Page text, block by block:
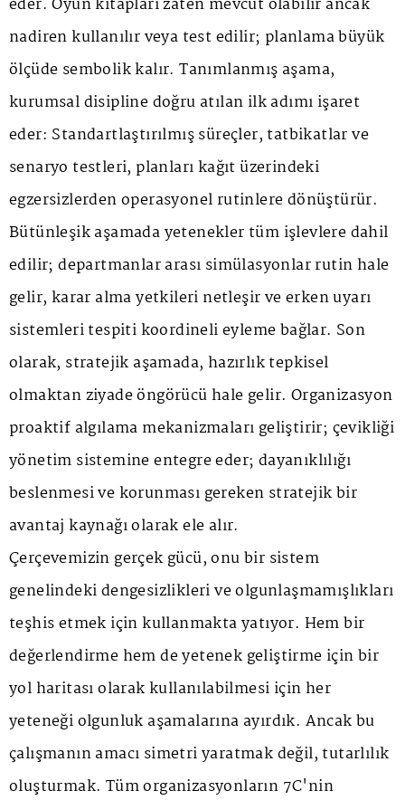
nadiren kullanılır veya test edilir; planlama büyük
ölçüde sembolik kalır. Tanımlanmış aşama,
kurumsal disipline doğru atılan ilk adımı işaret
eder: Standartlaştırılmış süreçler, tatbikatlar ve
senaryo testleri, planları kağıt üzerindeki
egzersizlerden operasyonel rutinlere dönüştürür.
Bütünleşik aşamada yetenekler tüm işlevlere dahil
edilir; departmanlar arası simülasyonlar rutin hale
gelir, karar alma yetkileri netleşir ve erken uyarı
sistemleri tespiti koordineli eyleme bağlar. Son
olarak, stratejik aşamada, hazırlık tepkisel
olmaktan ziyade öngörücü hale gelir. Organizasyon
proaktif algılama mekanizmaları geliştirir; çevikliği
yönetim sistemine entegre eder; dayanıklılığı
beslenmesi ve korunması gereken stratejik bir
avantaj kaynağı olarak ele alır.
Çerçevemizin gerçek gücü, onu bir sistem
genelindeki dengesizlikleri ve olgunlaşmamışlıkları
teşhis etmek için kullanmakta yatıyor. Hem bir
değerlendirme hem de yetenek geliştirme için bir
yol haritası olarak kullanılabilmesi için her
yeteneği olgunluk aşamalarına ayırdık. Ancak bu
çalışmanın amacı simetri yaratmak değil, tutarlılık
oluşturmak. Tüm organizasyonların 7C'nin